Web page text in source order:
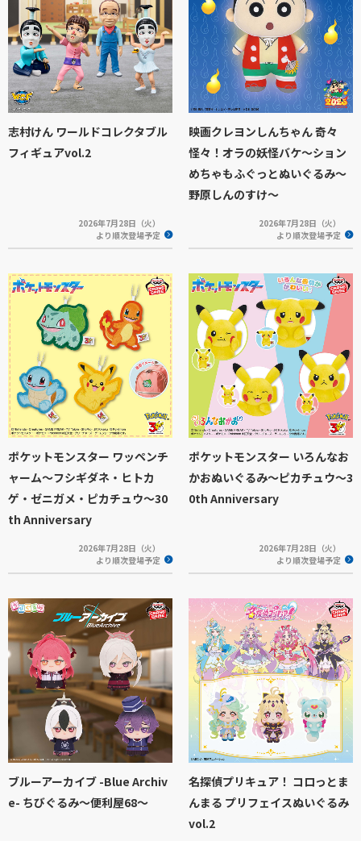
志村けん ワールドコレクタブル
フィギュアvol.2
2026年7月28日（火）
より順次登場予定
映画クレヨンしんちゃん 奇々
怪々！オラの妖怪バケ～ション
めちゃもふぐっとぬいぐるみ～
野原しんのすけ～
2026年7月28日（火）
より順次登場予定
ポケットモンスター ワッペンチ
ャーム～フシギダネ・ヒトカ
ゲ・ゼニガメ・ピカチュウ～30
th Anniversary
2026年7月28日（火）
より順次登場予定
ポケットモンスター いろんなお
かおぬいぐるみ～ピカチュウ～3
0th Anniversary
2026年7月28日（火）
より順次登場予定
ブルーアーカイブ -Blue Archiv
e- ちびぐるみ～便利屋68～
名探偵プリキュア！ コロっとま
んまる プリフェイスぬいぐるみ
vol.2